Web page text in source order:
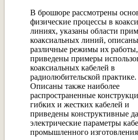
В брошюре рассмотрены
физические процессы в
линиях, указаны области
коаксиальных линий, описаны
различные режимы их работы,
приведены примеры
коаксиальных кабелей в
радиолюбительской практике.
Описаны также наиболее
распространенные
гибких и жестких кабелей и
приведены конструктивные
электрические параметры
промышленного